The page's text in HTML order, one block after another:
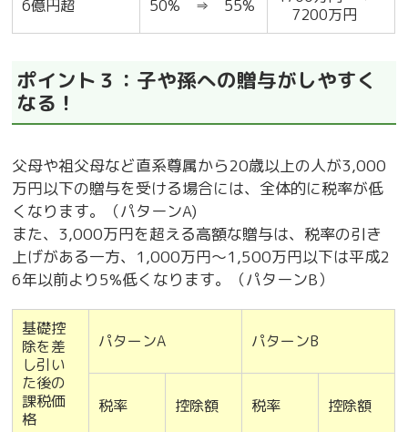
6億円超 50% ⇒ 55%
7200万円
ポイント３：子や孫への贈与がしやすく
なる！
父母や祖父母など直系尊属から20歳以上の人が3,000
万円以下の贈与を受ける場合には、全体的に税率が低
くなります。（パターンA)
また、3,000万円を超える高額な贈与は、税率の引き
上げがある一方、1,000万円～1,500万円以下は平成2
6年以前より5%低くなります。（パターンB）
基礎控
除を差
し引い
た後の
課税価
格
パターンA パターンB
税率 控除額 税率 控除額